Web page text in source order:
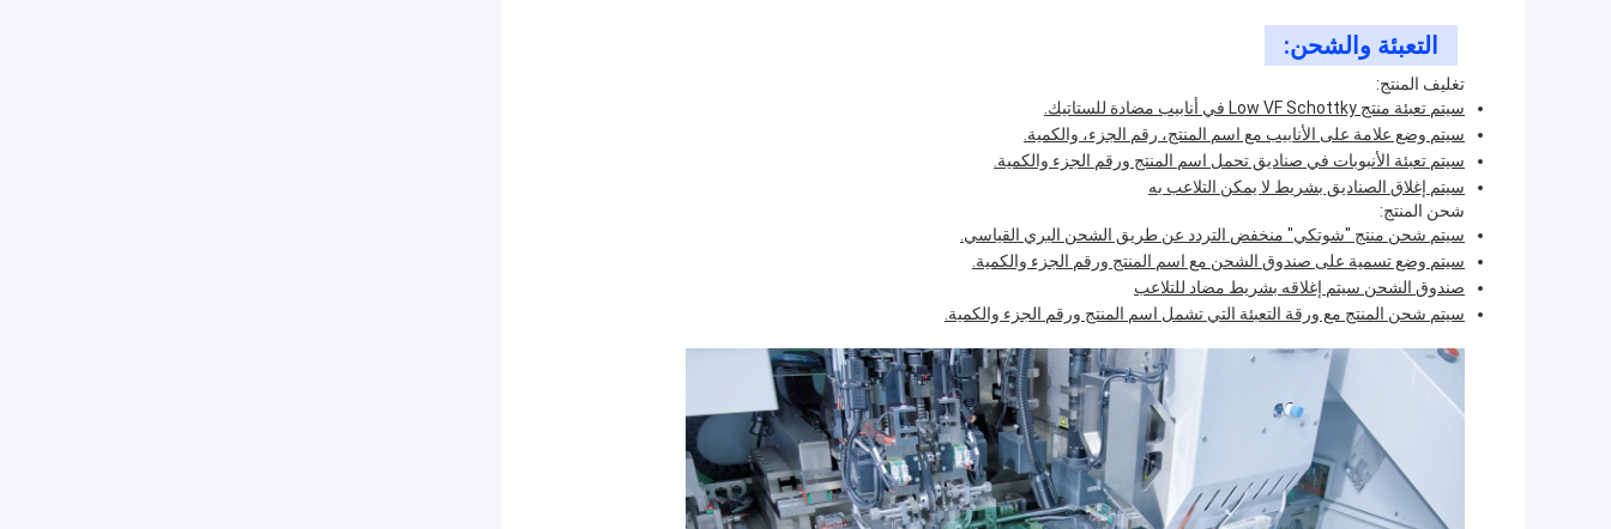
التعبئة والشحن:
تغليف المنتج:
سيتم تعبئة منتج Low VF Schottky في أنابيب مضادة للستاتيك.
سيتم وضع علامة على الأنابيب مع اسم المنتج، رقم الجزء، والكمية.
سيتم تعبئة الأنبوبات في صناديق تحمل اسم المنتج ورقم الجزء والكمية.
سيتم إغلاق الصناديق بشريط لا يمكن التلاعب به
شحن المنتج:
سيتم شحن منتج "شوتكي" منخفض التردد عن طريق الشحن البري القياسي.
سيتم وضع تسمية على صندوق الشحن مع اسم المنتج ورقم الجزء والكمية.
صندوق الشحن سيتم إغلاقه بشريط مضاد للتلاعب
سيتم شحن المنتج مع ورقة التعبئة التي تشمل اسم المنتج ورقم الجزء والكمية.